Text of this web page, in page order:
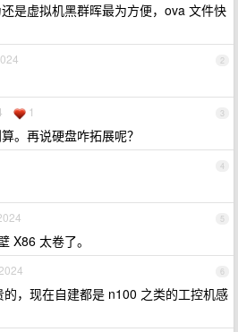
是虚拟机黑群晖最为方便，ova 文件快
2
3
1
。再说硬盘咋拓展呢？
4
5
X86 太卷了。
6
，现在自建都是 n100 之类的工控机感